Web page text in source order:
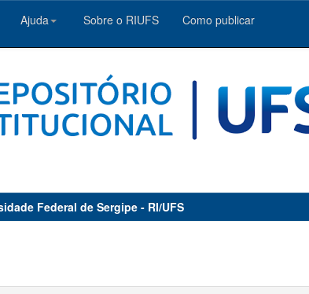
Ajuda Sobre o RIUFS Como publicar
Federal de Sergipe - RI/UFS